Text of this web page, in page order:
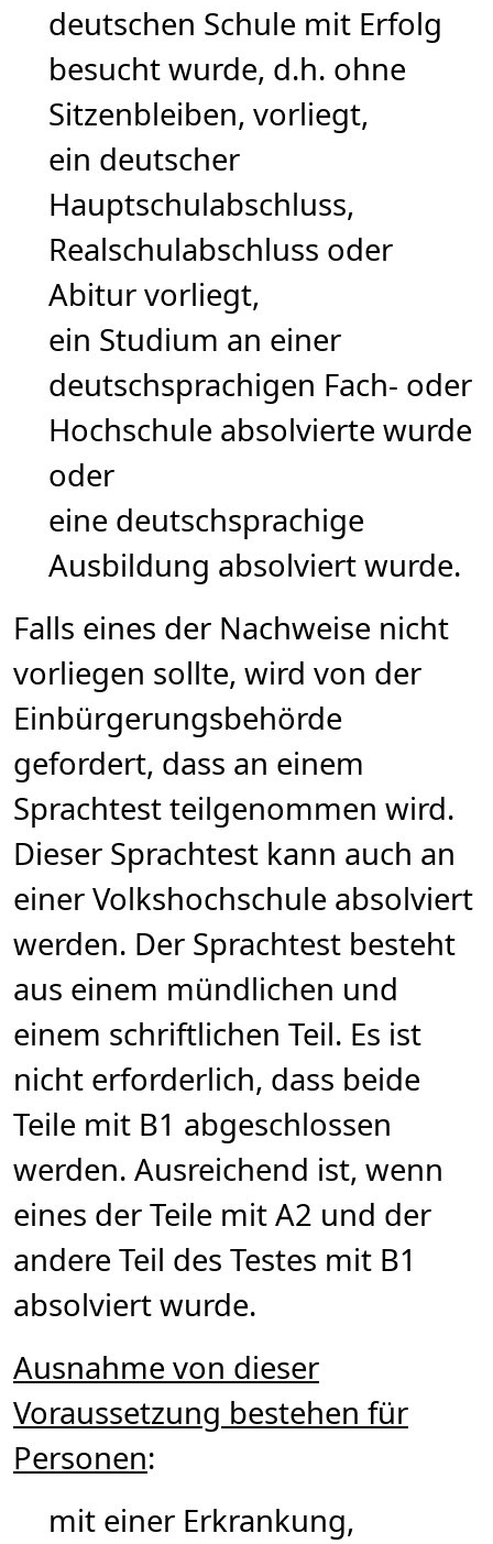
deutschen Schule mit Erfolg
besucht wurde, d.h. ohne
Sitzenbleiben, vorliegt,
ein deutscher
Hauptschulabschluss,
Realschulabschluss oder
Abitur vorliegt,
ein Studium an einer
deutschsprachigen Fach- oder
Hochschule absolvierte wurde
oder
eine deutschsprachige
Ausbildung absolviert wurde.
Falls eines der Nachweise nicht
vorliegen sollte, wird von der
Einbürgerungsbehörde
gefordert, dass an einem
Sprachtest teilgenommen wird.
Dieser Sprachtest kann auch an
einer Volkshochschule absolviert
werden. Der Sprachtest besteht
aus einem mündlichen und
einem schriftlichen Teil. Es ist
nicht erforderlich, dass beide
Teile mit B1 abgeschlossen
werden. Ausreichend ist, wenn
eines der Teile mit A2 und der
andere Teil des Testes mit B1
absolviert wurde.
Ausnahme von dieser
Voraussetzung bestehen für
Personen:
mit einer Erkrankung,